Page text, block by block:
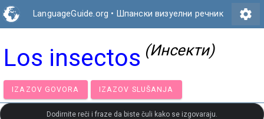
LanguageGuide.org • Шпански визуелни речник settings
Los insectos (Инсекти)
IZAZOV GOVORA IZAZOV SLUŠANJA
Dodirnite reči i fraze da biste čuli kako se izgovaraju.